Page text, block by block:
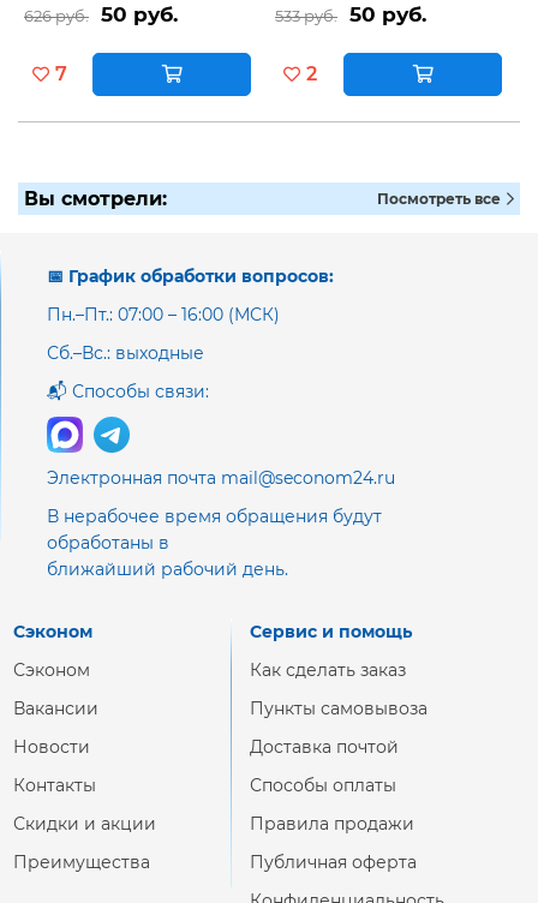
626 руб. 50 руб.
7
533 руб. 50 руб.
2
Вы смотрели: Посмотреть все
📅 График обработки вопросов:
Пн.–Пт.: 07:00 – 16:00 (МСК)
Сб.–Вс.: выходные
📬 Способы связи:
Электронная почта mail@seconom24.ru
В нерабочее время обращения будут
обработаны в
ближайший рабочий день.
Сэконом
Сэконом
Вакансии
Новости
Контакты
Скидки и акции
Преимущества
Сервис и помощь
Как сделать заказ
Пункты самовывоза
Доставка почтой
Способы оплаты
Правила продажи
Публичная оферта